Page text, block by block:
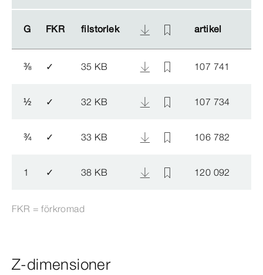
G FKR filstorlek artikel
G FKR filstorlek artikel
⅜ ✓ 35 KB 107 741
½ ✓ 32 KB 107 734
¾ ✓ 33 KB 106 782
1 ✓ 38 KB 120 092
FKR = förkromad
Z-dimensioner